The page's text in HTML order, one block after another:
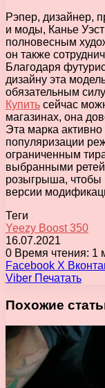
Рэпер, дизайнер,
и моды, Канье
полновесным
он также
Благодаря
дизайну эта
обязательным
Купить сейчас
магазинах, она
Эта марка активно
популяризации
ограниченным
выбранными
розыгрыша, чтобы
версии
Теги
Yeezy Boost 350
16.07.2021
0 Время чтения: 1
Facebook X
Viber Печатать
Похожие